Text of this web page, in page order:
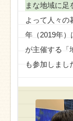
まな地域に足
よって人々の
年（2019年
が主催する「
も参加しまし